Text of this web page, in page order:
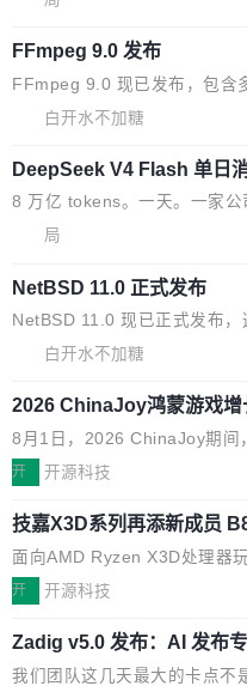
生成与复杂版式组织； 更稳定
untu 用户在用，那用 snap 打
的。 从 deb 到 snap 的迁移
创始人的角色「太累了」。几
ation 就曝出她将重回 OpenAI
改进方向的研究。她是
OpenAI CTO Mira Murati 创
团队都留不住。 但 Thinking
一在人才争夺战中失血的公司
FFmpeg 9.0 发布
FFmpeg 9.0 现已发布，包含
新日志列出的 9.0 版本主要更
MP4 muxer 中支持 LCEVC
视频编码器和多路复用器 添加
er HE-AAC 960 解码 (DAB+)
_amf) filter SMPTE 2094-50
通 ProRes RAW
白开水不加糖
DeepSeek V4 Flash 单日消
okens 登顶热搜
8 万亿 tokens。一天。一家公
Code 在 X 上发帖：「
on OpenCode Go.」79.8 万
DeepSeek一天消耗了8万亿#
注意这是 OpenCode 一家的
月。用户交了 10 美元，就能
h 随便写代码，按网友说法：
不完。」5T 来自免费额度，
局
NetBSD 11.0 正式发布
NetBSD 11.0 现已正式发布，
作系统的第十八个主要版本。
架构的支持。NetBSD 11.0 是
ISC-V 平台的稳定版本，涵盖
ve JH71XX 的设备，例如
-2024 和 C23 编程接口标准的
_linux(8) 增强了对 Linux 系统
括 epoll（围绕 kqueue 实现）
列、...
白开水不加糖
2026 ChinaJoy鸿蒙游戏增
办，鲸鸿动能系统呈现游戏
案
8月1日，2026 ChinaJoy期间
享会在上海举办。鸿蒙生态的
发者及生态伙伴，系统呈现了
完整能力版图——从IAP高价值
营、到IAA游戏的“买变一体”正
的出海增长布局。 华为终端云
责人在开场致辞中表示，游戏
开 开源科技
技嘉X3D系列再添新成员
S ELITE X3D主板强化性能
面向AMD Ryzen X3D处理器
列主板阵容迎来新成员
产品，B850 AORUS ELITE
D平台优化上的技术积累，旨
开 开源科技
Zadig v5.0 发布：AI 发布
查专员上线
我们团队这几天最大的卡点不